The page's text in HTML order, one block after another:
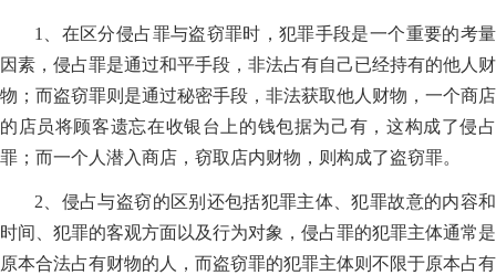
1、在区分侵占罪与盗窃罪时，犯罪手段是一个重要的考量
因素，侵占罪是通过和平手段，非法占有自己已经持有的他人财
物；而盗窃罪则是通过秘密手段，非法获取他人财物，一个商店
的店员将顾客遗忘在收银台上的钱包据为己有，这构成了侵占
罪；而一个人潜入商店，窃取店内财物，则构成了盗窃罪。
2、侵占与盗窃的区别还包括犯罪主体、犯罪故意的内容和
时间、犯罪的客观方面以及行为对象，侵占罪的犯罪主体通常是
原本合法占有财物的人，而盗窃罪的犯罪主体则不限于原本占有